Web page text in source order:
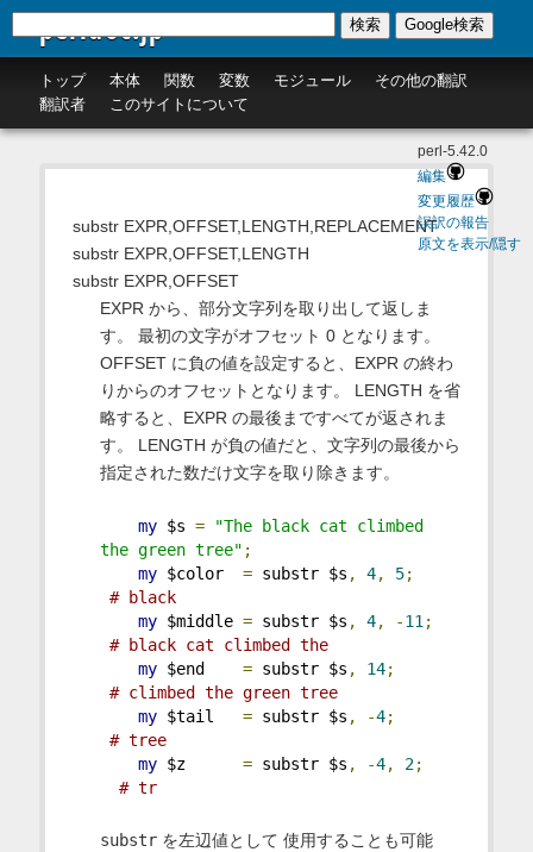
perldoc.jp
トップ 本体 関数 変数 モジュール
その他の翻訳
翻訳者
このサイトについて
検索 Google検索
perl-5.42.0
編集
変更履歴
誤訳の報告
原文を表示/隠す
substr EXPR,OFFSET,LENGTH,REPLACEMENT
substr EXPR,OFFSET,LENGTH
substr EXPR,OFFSET
EXPR から、部分文字列を取り出して返しま
す。 最初の文字がオフセット 0 となります。
OFFSET に負の値を設定すると、EXPR の終わ
りからのオフセットとなります。 LENGTH を省
略すると、EXPR の最後まですべてが返されま
す。 LENGTH が負の値だと、文字列の最後から
指定された数だけ文字を取り除きます。
my $s =
"The black cat climbed
the green tree" ;
my $color = substr $s , 4, 5;
# black
my $middle = substr $s , 4, -11;
# black cat climbed the
my $end = substr $s , 14;
# climbed the green tree
my $tail = substr $s , -4;
# tree
my $z = substr $s , -4, 2;
# tr
substrを左辺値として 使用することも可能